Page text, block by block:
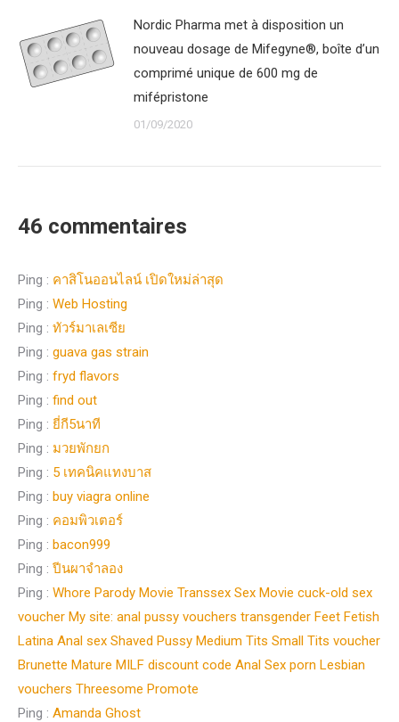
Nordic Pharma met à disposition un
nouveau dosage de Mifegyne®, boîte d’un
comprimé unique de 600 mg de
mifépristone
01/09/2020
46 commentaires
Ping : คาสิโนออนไลน์ เปิดใหม่ล่าสุด
Ping : Web Hosting
Ping : ทัวร์มาเลเซีย
Ping : guava gas strain
Ping : fryd flavors
Ping : find out
Ping : ยี่กี5นาที
Ping : มวยพักยก
Ping : 5 เทคนิคแทงบาส
Ping : buy viagra online
Ping : คอมพิวเตอร์
Ping : bacon999
Ping : ปีนผาจำลอง
Ping : Whore Parody Movie Transsex Sex Movie cuck-old sex
voucher My site: anal pussy vouchers transgender Feet Fetish
Latina Anal sex Shaved Pussy Medium Tits Small Tits voucher
Brunette Mature MILF discount code Anal Sex porn Lesbian
vouchers Threesome Promote
Ping : Amanda Ghost